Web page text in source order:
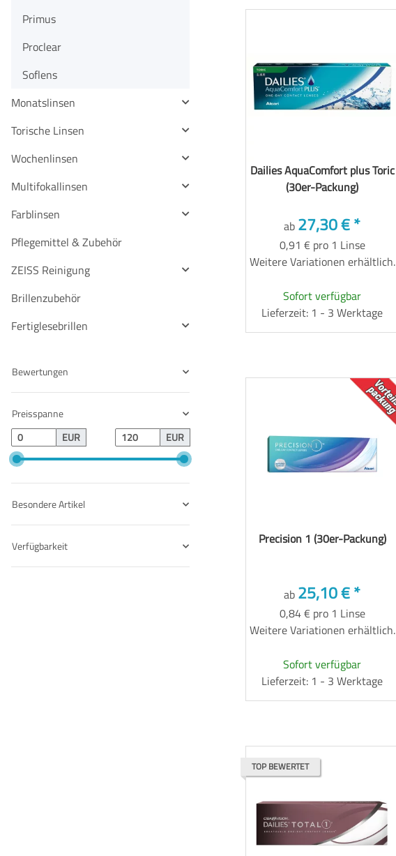
Dailies AquaComfort plus Toric
(30er-Packung)
ab 27,30 €*
0,91 € pro 1 Linse
Weitere Variationen erhältlich.
Sofort verfügbar
Lieferzeit: 1 - 3 Werktage
TOP
Precision 1 (30er-Packung)
ab 25,10 €*
0,84 € pro 1 Linse
Weitere Variationen erhältlich.
Sofort verfügbar
Lieferzeit: 1 - 3 Werktage
TOP BEWERTET
Primus
Proclear
Soflens
Monatslinsen
Torische Linsen
Wochenlinsen
Multifokallinsen
Farblinsen
Pflegemittel & Zubehör
ZEISS Reinigung
Brillenzubehör
Fertiglesebrillen
Bewertungen
Preisspanne
EUR
EUR
Besondere Artikel
Verfügbarkeit